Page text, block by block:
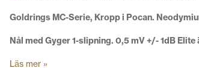
Goldrings MC-Serie, Kropp i Pocan.
Nål med Gyger 1-slipning. 0,5 mV +/- 1dB
Läs mer »